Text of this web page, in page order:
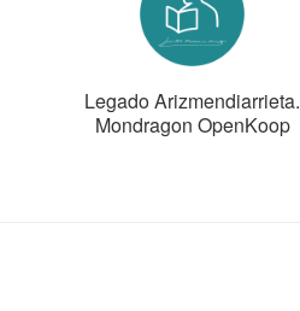
Legado Arizmendiarrieta.
Mondragon OpenKoop